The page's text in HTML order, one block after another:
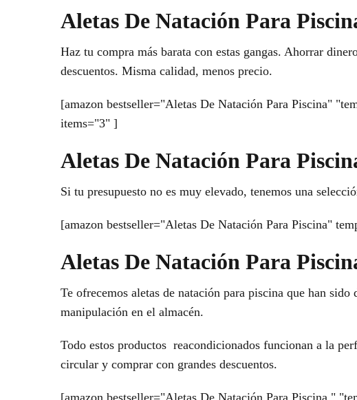
Aletas De Natación Para
Haz tu compra más barata con estas gangas. Ahorrar
descuentos. Misma calidad, menos precio.
[amazon bestseller="Aletas De Natación Para Piscina"
items="3" ]
Aletas De Natación Para
Si tu presupuesto no es muy elevado, tenemos una
[amazon bestseller="Aletas De Natación Para Piscina"
Aletas De Natación Para
Te ofrecemos aletas de natación para piscina que han
manipulación en el almacén.
Todo estos productos reacondicionados funcionan a la
circular y comprar con grandes descuentos.